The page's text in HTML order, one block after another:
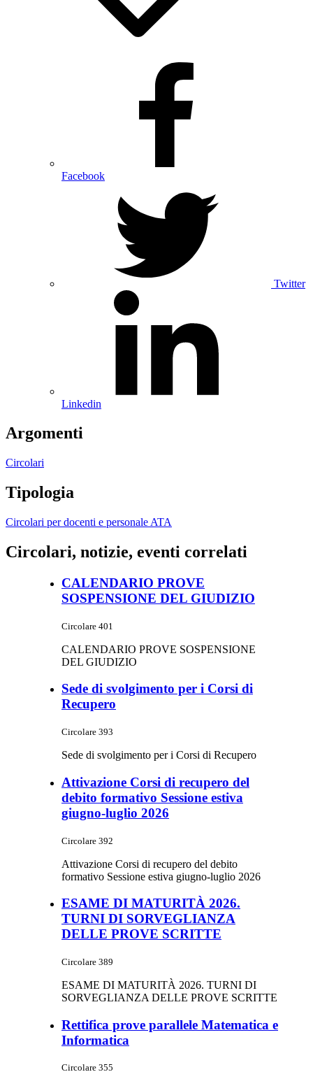
Facebook
Twitter
Linkedin
Argomenti
Circolari
Tipologia
Circolari per docenti e personale ATA
Circolari, notizie, eventi correlati
CALENDARIO PROVE
SOSPENSIONE DEL GIUDIZIO
Circolare 401
CALENDARIO PROVE SOSPENSIONE
DEL GIUDIZIO
Sede di svolgimento per i Corsi di
Recupero
Circolare 393
Sede di svolgimento per i Corsi di Recupero
Attivazione Corsi di recupero del
debito formativo Sessione estiva
giugno-luglio 2026
Circolare 392
Attivazione Corsi di recupero del debito
formativo Sessione estiva giugno-luglio 2026
ESAME DI MATURITÀ 2026.
TURNI DI SORVEGLIANZA
DELLE PROVE SCRITTE
Circolare 389
ESAME DI MATURITÀ 2026. TURNI DI
SORVEGLIANZA DELLE PROVE SCRITTE
Rettifica prove parallele Matematica e
Informatica
Circolare 355